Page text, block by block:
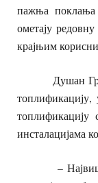
пажња поклања
ометају
крајњим
Душан
топлификацију,
инсталацијама
– Највише